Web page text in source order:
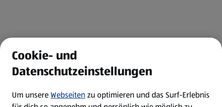
Cookie- und
Datenschutzeinstellungen
Um unsereWebseitenzu optimieren und das Surf-Erlebnis